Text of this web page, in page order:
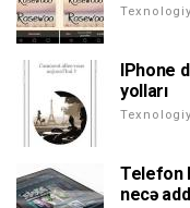
IPhone
yolları
Telefon
necə